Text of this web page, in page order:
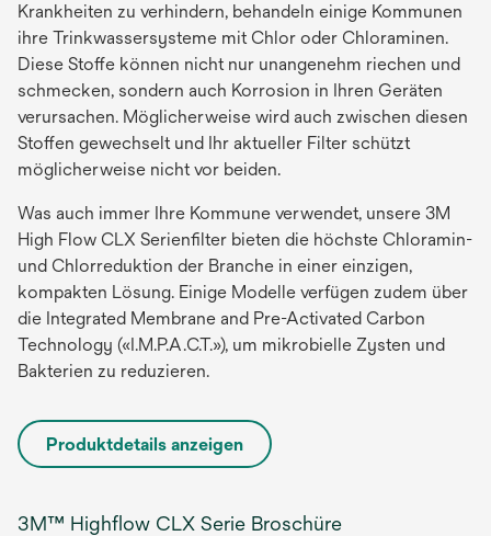
Krankheiten zu verhindern, behandeln einige Kommunen
ihre Trinkwassersysteme mit Chlor oder Chloraminen.
Diese Stoffe können nicht nur unangenehm riechen und
schmecken, sondern auch Korrosion in Ihren Geräten
verursachen. Möglicherweise wird auch zwischen diesen
Stoffen gewechselt und Ihr aktueller Filter schützt
möglicherweise nicht vor beiden.
Was auch immer Ihre Kommune verwendet, unsere 3M
High Flow CLX Serienfilter bieten die höchste Chloramin-
und Chlorreduktion der Branche in einer einzigen,
kompakten Lösung. Einige Modelle verfügen zudem über
die Integrated Membrane and Pre-Activated Carbon
Technology («I.M.P.A.C.T.»), um mikrobielle Zysten und
Bakterien zu reduzieren.
Produktdetails anzeigen
3M™ Highflow CLX Serie Broschüre